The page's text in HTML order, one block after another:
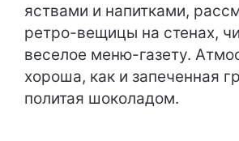
яствами и напитками,
ретро-вещицы на стенах,
веселое меню-газету.
хороша, как и запеченная
политая шоколадом.